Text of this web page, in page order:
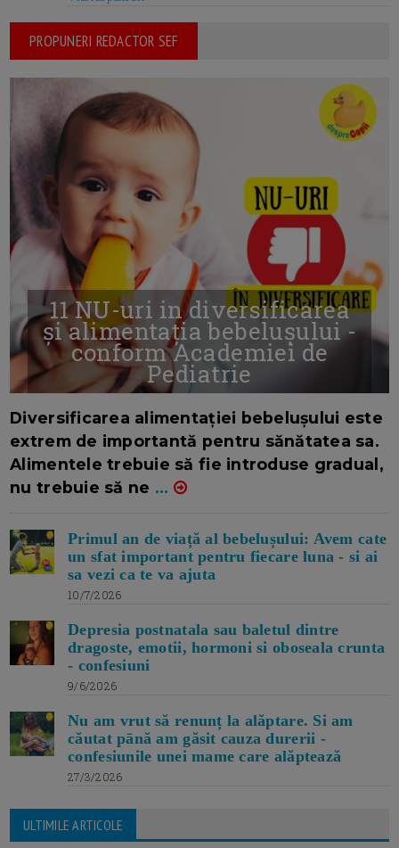
PROPUNERI REDACTOR SEF
11 NU-uri in diversificarea
și alimentația bebelușului -
conform Academiei de
Pediatrie
Diversificarea alimentației bebelușului este
extrem de importantă pentru sănătatea sa.
Alimentele trebuie să fie introduse gradual,
nu trebuie să ne ...
Primul an de viață al bebelușului: Avem cate
un sfat important pentru fiecare luna - si ai
sa vezi ca te va ajuta
10/7/2026
Depresia postnatala sau baletul dintre
dragoste, emotii, hormoni si oboseala crunta
- confesiuni
9/6/2026
Nu am vrut să renunț la alăptare. Si am
căutat pānă am găsit cauza durerii -
confesiunile unei mame care alăptează
27/3/2026
ULTIMILE ARTICOLE